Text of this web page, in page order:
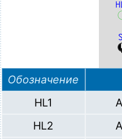
Обозначение
HL1
HL2